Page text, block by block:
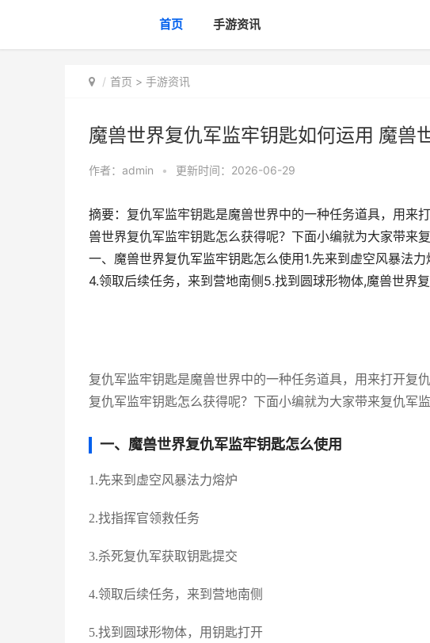
首页 手游资讯
首页 > 手游资讯
魔兽世界复仇军监牢钥匙如何运用 魔兽
作者： admin • 更新时间：2026-06-29
摘要：复仇军监牢钥匙是魔兽世界中的一种任务道具，用来
兽世界复仇军监牢钥匙怎么获得呢？下面小编就为大家带来
一、魔兽世界复仇军监牢钥匙怎么使用1.先来到虚空风暴法
4.领取后续任务，来到营地南侧5.找到圆球形物体,魔兽世界
复仇军监牢钥匙是魔兽世界中的一种任务道具，用来打开复
复仇军监牢钥匙怎么获得呢？下面小编就为大家带来复仇军
一、魔兽世界复仇军监牢钥匙怎么使用
1.先来到虚空风暴法力熔炉
2.找指挥官领救任务
3.杀死复仇军获取钥匙提交
4.领取后续任务，来到营地南侧
5.找到圆球形物体，用钥匙打开